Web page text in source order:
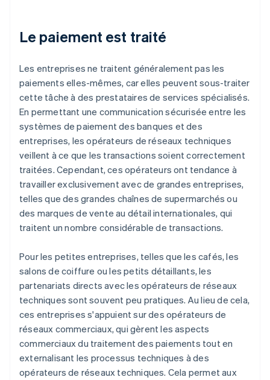
Le paiement est traité
Les entreprises ne traitent généralement pas les
paiements elles-mêmes, car elles peuvent sous-traiter
cette tâche à des prestataires de services spécialisés.
En permettant une communication sécurisée entre les
systèmes de paiement des banques et des
entreprises, les opérateurs de réseaux techniques
veillent à ce que les transactions soient correctement
traitées. Cependant, ces opérateurs ont tendance à
travailler exclusivement avec de grandes entreprises,
telles que des grandes chaînes de supermarchés ou
des marques de vente au détail internationales, qui
traitent un nombre considérable de transactions.
Pour les petites entreprises, telles que les cafés, les
salons de coiffure ou les petits détaillants, les
partenariats directs avec les opérateurs de réseaux
techniques sont souvent peu pratiques. Au lieu de cela,
ces entreprises s'appuient sur des opérateurs de
réseaux commerciaux, qui gèrent les aspects
commerciaux du traitement des paiements tout en
externalisant les processus techniques à des
opérateurs de réseaux techniques. Cela permet aux